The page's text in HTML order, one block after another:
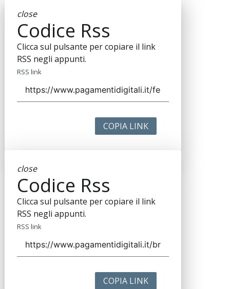
close
Codice Rss
Clicca sul pulsante per copiare il link
RSS negli appunti.
RSS link
COPIA LINK
close
Codice Rss
Clicca sul pulsante per copiare il link
RSS negli appunti.
RSS link
COPIA LINK